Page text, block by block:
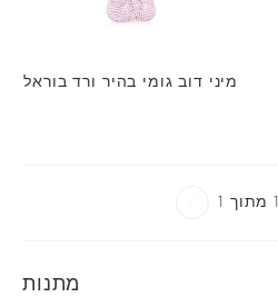
מיני דוב גומי בהיר ורד בוראל
1 מתוך 1
מתנות